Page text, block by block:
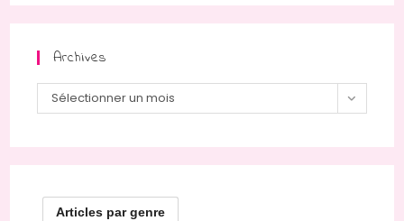
Archives
Archives
Sélectionner un mois
Articles par genre